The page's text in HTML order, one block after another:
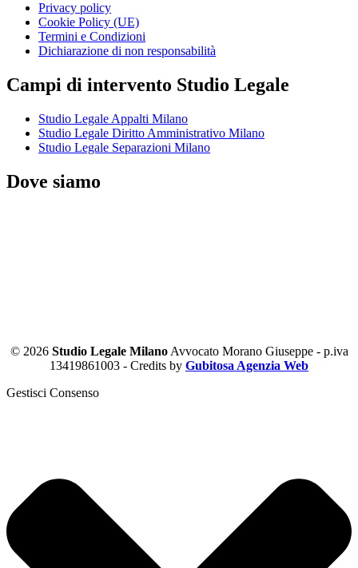
Privacy policy
Cookie Policy (UE)
Termini e Condizioni
Dichiarazione di non responsabilità
Campi di intervento Studio Legale
Studio Legale Appalti Milano
Studio Legale Diritto Amministrativo Milano
Studio Legale Separazioni Milano
Dove siamo
© 2026 Studio Legale MilanoAvvocato Morano Giuseppe - p.iva
13419861003 - Credits by Gubitosa Agenzia Web
Gestisci Consenso